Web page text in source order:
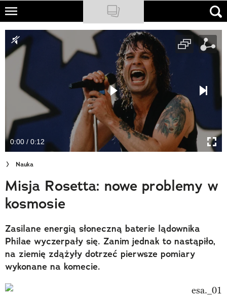
Skip
main
content
NATIONAL GEOGRAPHIC
TRAVELER
PODCASTY
Newsletter
Cuda Polski
Wielki Konkurs Fotograficzny
Trendbook Podróżniczy
Polecane
0:00 / 0:12
Nauka
Misja Rosetta: nowe problemy w
kosmosie
Zasilane energią słoneczną baterie lądownika
Philae wyczerpały się. Zanim jednak to nastąpiło,
na ziemię zdążyły dotrzeć pierwsze pomiary
wykonane na komecie.